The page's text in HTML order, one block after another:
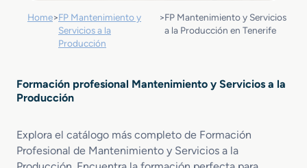
Home>FP Mantenimiento y
Servicios a la
Producción
>FP Mantenimiento y Servicios
a la Producción en Tenerife
Formación profesional Mantenimiento y Servicios a la
Producción
Explora el catálogo más completo de Formación
Profesional de Mantenimiento y Servicios a la